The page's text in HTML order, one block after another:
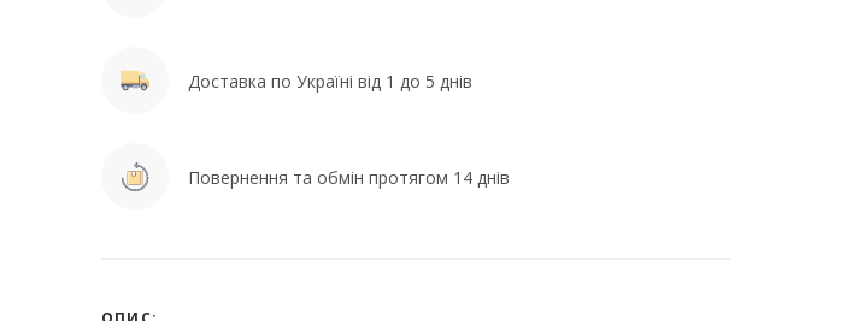
Доставка по Україні від 1 до 5 днів
Повернення та обмін протягом 14 днів